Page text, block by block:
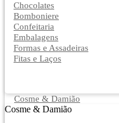
Chocolates
Bomboniere
Confeitaria
Embalagens
Formas e Assadeiras
Fitas e Laços
Cosme & Damião
Cosme & Damião